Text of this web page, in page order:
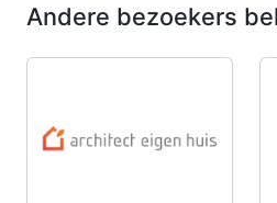
Andere bezoekers